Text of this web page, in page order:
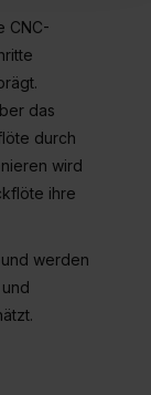
Media
werden.
noch im
Willst du nur
triff deine
„Auswahl
von Cookies
und „Social
49 Abs. 1
kein
jederzeit mit
über unsere
CNC-
das
durch
wird
ihre
werden